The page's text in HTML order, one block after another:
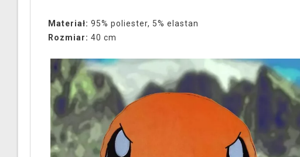
Materiał: 95% poliester, 5% elastan
Rozmiar: 40 cm